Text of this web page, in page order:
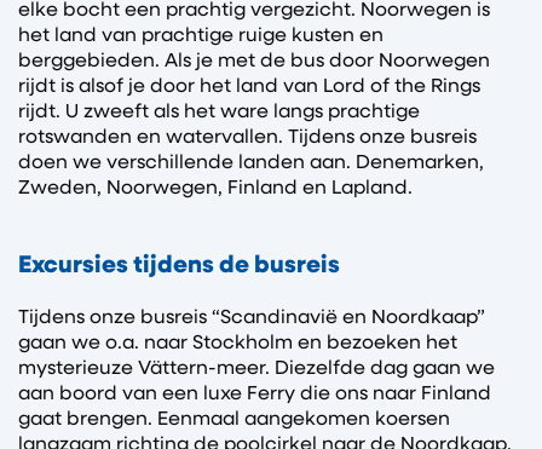
elke bocht een prachtig vergezicht. Noorwegen is
het land van prachtige ruige kusten en
berggebieden. Als je met de bus door Noorwegen
rijdt is alsof je door het land van Lord of the Rings
rijdt. U zweeft als het ware langs prachtige
rotswanden en watervallen. Tijdens onze busreis
doen we verschillende landen aan. Denemarken,
Zweden, Noorwegen, Finland en Lapland.
Excursies tijdens de busreis
Tijdens onze busreis “Scandinavië en Noordkaap”
gaan we o.a. naar Stockholm en bezoeken het
mysterieuze Vättern-meer. Diezelfde dag gaan we
aan boord van een luxe Ferry die ons naar Finland
gaat brengen. Eenmaal aangekomen koersen